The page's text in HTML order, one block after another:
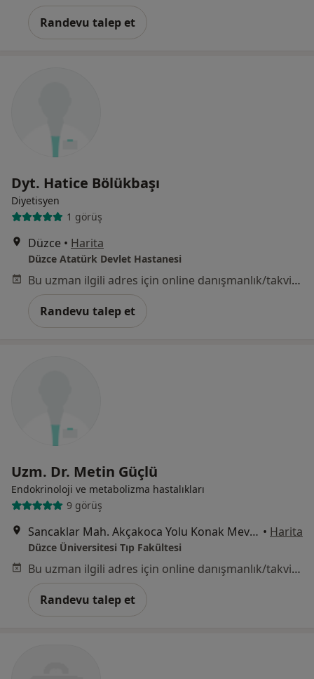
Randevu talep et
Dyt. Hatice Bölükbaşı
Diyetisyen
1 görüş
Düzce • Harita
Düzce Atatürk Devlet Hastanesi
Bu uzman ilgili adres için online danışmanlık/takvim sunmuyor.
Randevu talep et
Uzm. Dr. Metin Güçlü
Endokrinoloji ve metabolizma hastalıkları
9 görüş
Sancaklar Mah. Akçakoca Yolu Konak Mevkii, Düzce • Harita
Düzce Üniversitesi Tıp Fakültesi
Bu uzman ilgili adres için online danışmanlık/takvim sunmuyor.
Randevu talep et